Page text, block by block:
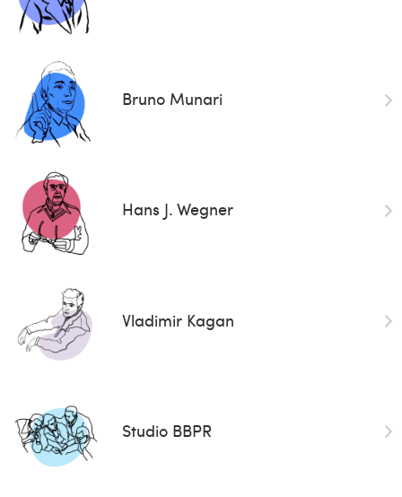
Bruno Munari
Hans J. Wegner
Vladimir Kagan
Studio BBPR